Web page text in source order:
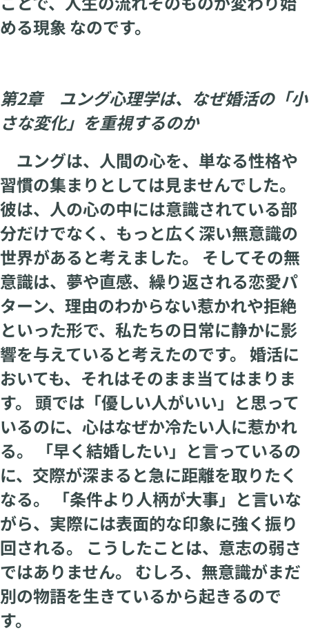
める現象 なのです。
第2章 ユング心理学は、なぜ婚活の「小
さな変化」を重視するのか
ユングは、人間の心を、単なる性格や
習慣の集まりとしては見ませんでした。
彼は、人の心の中には意識されている部
分だけでなく、もっと広く深い無意識の
世界があると考えました。 そしてその無
意識は、夢や直感、繰り返される恋愛パ
ターン、理由のわからない惹かれや拒絶
といった形で、私たちの日常に静かに影
響を与えていると考えたのです。 婚活に
おいても、それはそのまま当てはまりま
す。 頭では「優しい人がいい」と思って
いるのに、心はなぜか冷たい人に惹かれ
る。 「早く結婚したい」と言っているの
に、交際が深まると急に距離を取りたく
なる。 「条件より人柄が大事」と言いな
がら、実際には表面的な印象に強く振り
回される。 こうしたことは、意志の弱さ
ではありません。 むしろ、無意識がまだ
別の物語を生きているから起きるので
す。